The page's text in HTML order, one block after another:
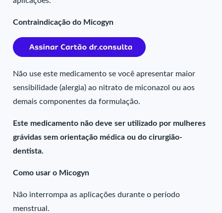
Contraindicação do Micogyn
Não use este medicamento se você apresentar maior
sensibilidade (alergia) ao nitrato de miconazol ou aos
demais componentes da formulação.
Este medicamento não deve ser utilizado por mulheres
grávidas sem orientação médica ou do cirurgião-
dentista.
Como usar o Micogyn
Não interrompa as aplicações durante o período
menstrual.